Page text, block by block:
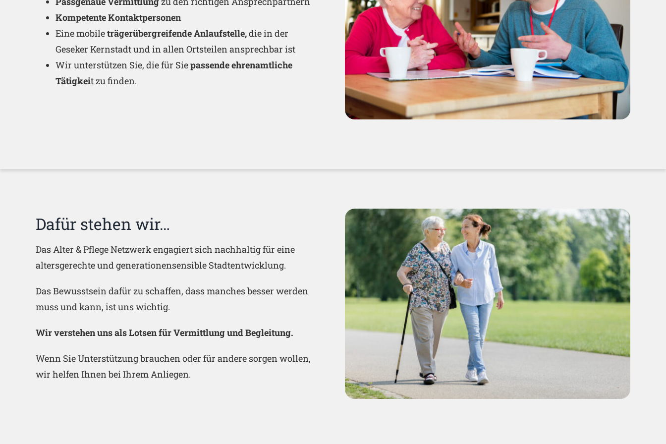
Kompetente Kontaktpersonen
Eine mobileträgerübergreifende Anlaufstelle,die in der
Geseker Kernstadt und in allen Ortsteilen ansprechbar ist
Wir unterstützen Sie, die für Siepassende ehrenamtliche
Tätigkeit zu finden.
Dafür stehen wir…
Das Alter & Pflege Netzwerk engagiert sich nachhaltig für eine
altersgerechte und generationensensible Stadtentwicklung.
Das Bewusstsein dafür zu schaffen, dass manches besser werden
muss und kann, ist uns wichtig.
Wir verstehen uns als Lotsen für Vermittlung und Begleitung.
Wenn Sie Unterstützung brauchen oder für andere sorgen wollen,
wir helfen Ihnen bei Ihrem Anliegen.